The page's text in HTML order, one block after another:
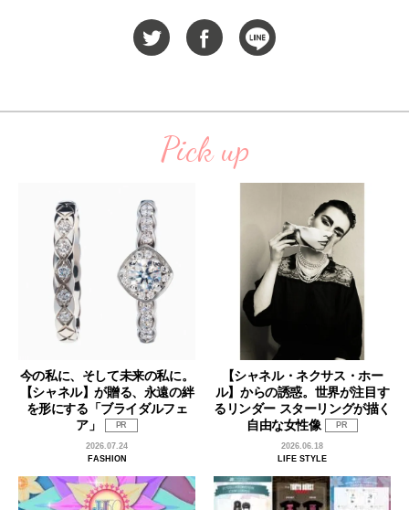
Pick up
今の私に、そして未来の私に。
【シャネル】が贈る、永遠の絆
を形にする「ブライダルフェ
ア」
PR
2026.07.24
FASHION
【シャネル・ネクサス・ホー
ル】からの誘惑。世界が注目す
るリンダー スターリングが描く
自由な女性像
PR
2026.06.18
LIFE STYLE